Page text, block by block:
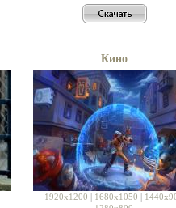
Кино
1920x1200 | 1680x1050 |